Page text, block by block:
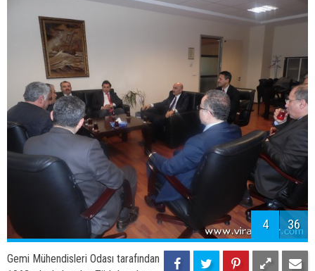
Gemi Mühendisleri Odası tarafından
1962 yılında kurulan Türk Loydu; ve
ülkenin güzide kuruluşu TSE ile güçlerini 08.03.2013 tarihinde
birleştirdi.